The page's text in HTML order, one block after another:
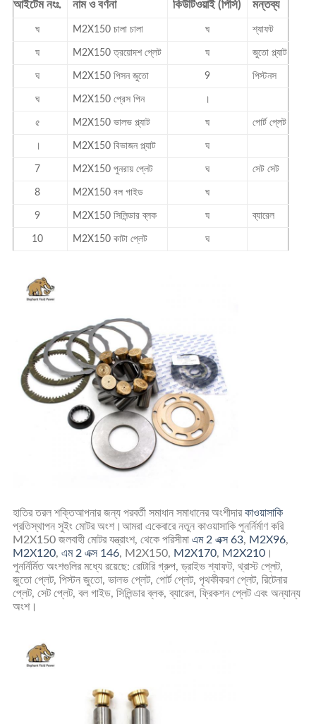
আইটেম নংঃ. নাম ও বর্ণনা কিউটিওয়াই (পিসি) মন্তব্য
ঘ M2X150 চালা চালা ঘ শ্যাফট
ঘ M2X150 ত্রয়োদশ প্লেট ঘ জুতো প্ল্যাট
ঘ M2X150 পিসন জুতো 9 পিস্টনস
ঘ M2X150 প্রেস পিন ।
৫ M2X150 ভালভ প্ল্যাট ঘ পোর্ট প্লেট
। M2X150 বিভাজন প্ল্যাট ঘ
7 M2X150 পুনরায় প্লেট ঘ সেট সেট
8 M2X150 বল গাইড ঘ
9 M2X150 সিলিন্ডার ব্লক ঘ ব্যারেল
10 M2X150 কাটা প্লেট ঘ
হাতির তরল শক্তিআপনার জন্য পরবর্তী সমাধান সমাধানের অংশীদার কাওয়াসাকি
প্রতিস্থাপন সুইং মোটর অংশ।আমরা একেবারে নতুন কাওয়াসাকি পুনর্নির্মাণ করি
M2X150জলবাহী মোটর যন্ত্রাংশ, থেকে পরিসীমা এম 2 এক্স 63, M2X96,
M2X120, এম 2 এক্স 146, M2X150, M2X170, M2X210।
পুনর্নির্মিত অংশগুলির মধ্যে রয়েছে: রোটারি গ্রুপ, ড্রাইভ শ্যাফট, থ্রাস্ট প্লেট,
জুতো প্লেট, পিস্টন জুতো, ভালভ প্লেট, পোর্ট প্লেট, পৃথকীকরণ প্লেট, রিটেনার
প্লেট, সেট প্লেট, বল গাইড, সিলিন্ডার ব্লক, ব্যারেল, ফ্রিকশন প্লেট এবং অন্যান্য
অংশ।